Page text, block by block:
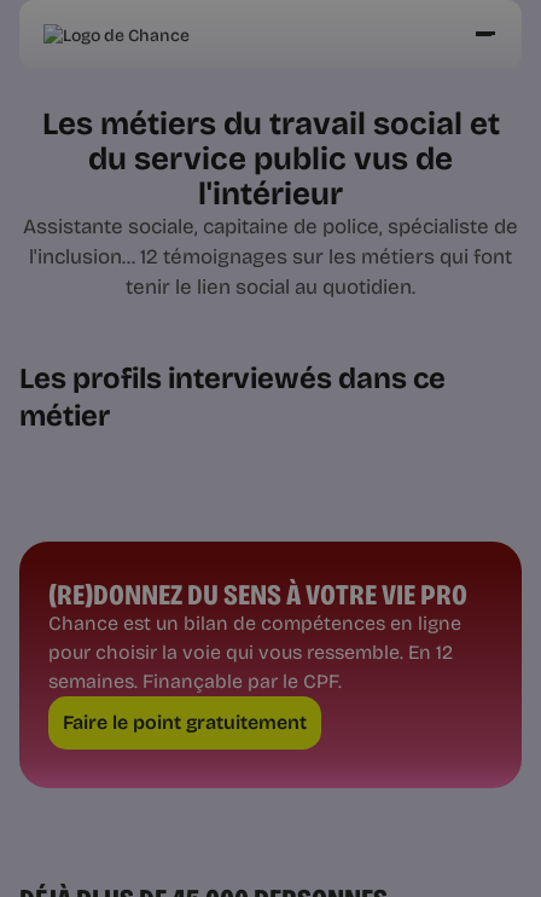
Les métiers du travail social et
du service public vus de
l'intérieur
Assistante sociale, capitaine de police, spécialiste de
l'inclusion... 12 témoignages sur les métiers qui font
tenir le lien social au quotidien.
Les profils interviewés dans ce
métier
(RE)DONNEZ DU SENS À VOTRE VIE PRO
Chance est un bilan de compétences en ligne
pour choisir la voie qui vous ressemble. En 12
semaines. Finançable par le CPF.
Faire le point gratuitement